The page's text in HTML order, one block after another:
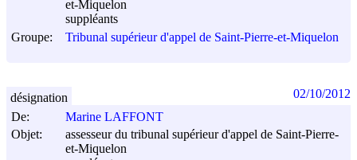
et-Miquelon
suppléants
Groupe:
Tribunal supérieur d'appel de Saint-Pierre-et-Miquelon
De:
Marine LAFFONT
Objet:
assesseur du tribunal supérieur d'appel de Saint-Pierre-
et-Miquelon
désignation 02/10/2012